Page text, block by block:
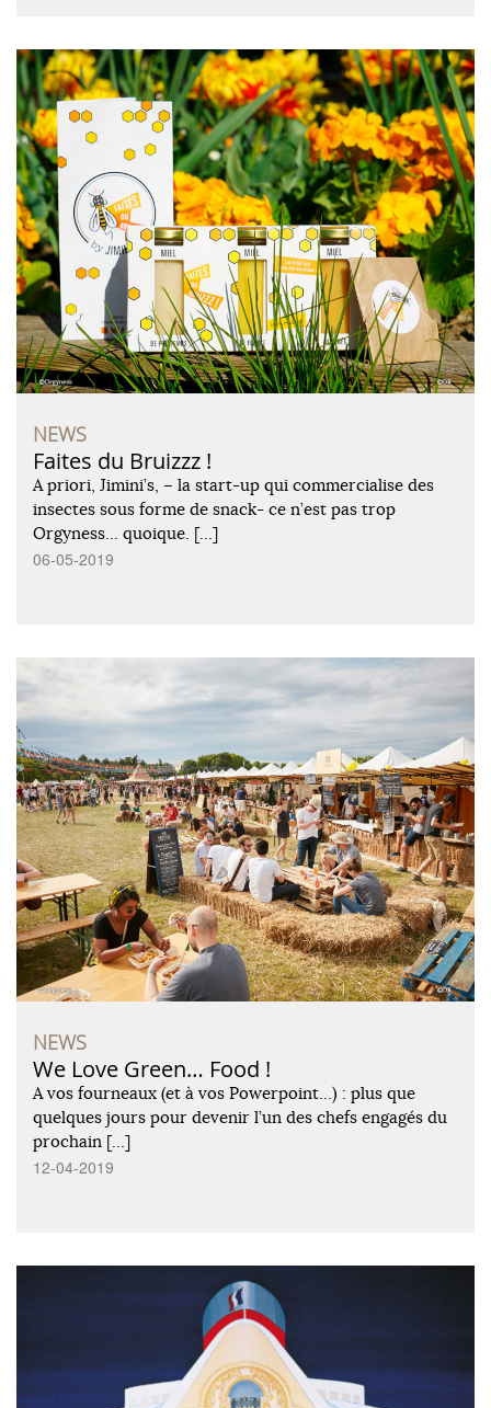
NEWS
Faites du Bruizzz !
A priori, Jimini’s, – la start-up qui commercialise des
insectes sous forme de snack- ce n’est pas trop
Orgyness… quoique. […]
06-05-2019
NEWS
We Love Green… Food !
A vos fourneaux (et à vos Powerpoint…) : plus que
quelques jours pour devenir l’un des chefs engagés du
prochain […]
12-04-2019